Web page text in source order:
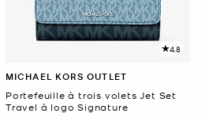
4.8
MICHAEL KORS OUTLET
Portefeuille à trois volets Jet Set
Travel à logo Signature